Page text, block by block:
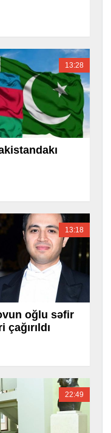
13:28
13:18
oğlu səfir
22:49